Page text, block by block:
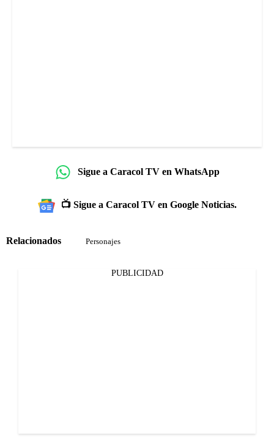
Sigue a Caracol TV en WhatsApp
📺 Sigue a Caracol TV en Google Noticias.
Relacionados Personajes
PUBLICIDAD